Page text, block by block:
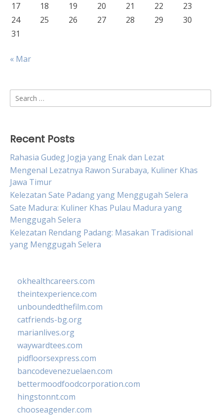
17
18 19 20 21 22
23
24
25 26 27 28 29
30
31
« Mar
Search
for:
Recent Posts
Rahasia Gudeg Jogja yang Enak dan Lezat
Mengenal Lezatnya Rawon Surabaya, Kuliner Khas
Jawa Timur
Kelezatan Sate Padang yang Menggugah Selera
Sate Madura: Kuliner Khas Pulau Madura yang
Menggugah Selera
Kelezatan Rendang Padang: Masakan Tradisional
yang Menggugah Selera
okhealthcareers.com
theintexperience.com
unboundedthefilm.com
catfriends-bg.org
marianlives.org
waywardtees.com
pidfloorsexpress.com
bancodevenezuelaen.com
bettermoodfoodcorporation.com
hingstonnt.com
chooseagender.com